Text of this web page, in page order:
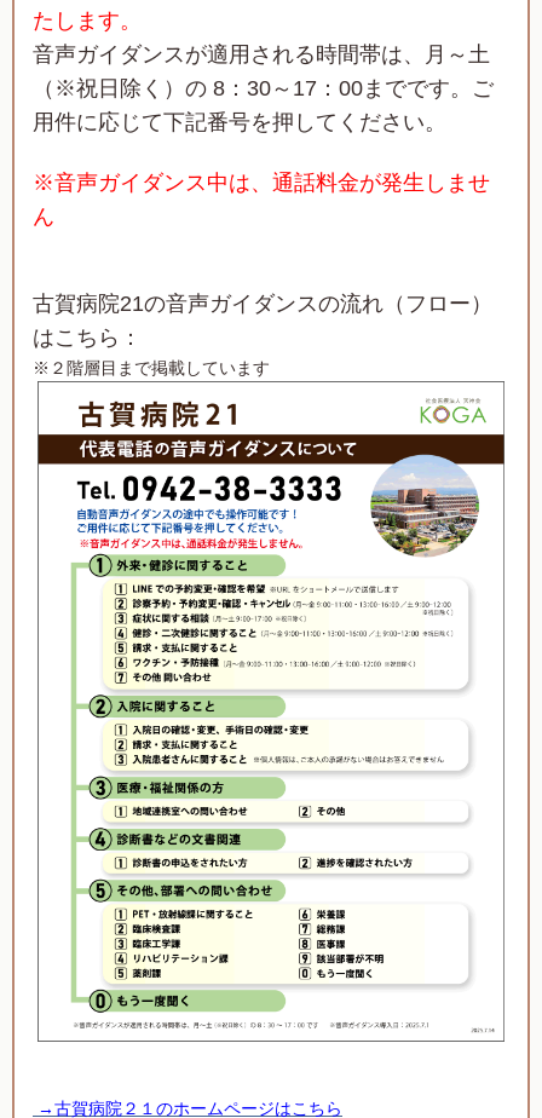
たします。
音声ガイダンスが適用される時間帯は、月～土
（※祝日除く） の 8：30～17：00までです。ご
用件に応じて下記番号を押してください。
※音声ガイダンス中は、通話料金が発生しませ
ん
古賀病院21の音声ガイダンスの流れ（フロー）
はこちら：
※２階層目まで掲載しています
→古賀病院２１のホームページはこちら